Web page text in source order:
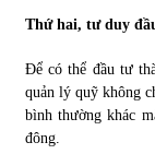
Thứ hai, tư duy
Để có thể đầu tư
quản lý quỹ không
bình thường khác
đông.